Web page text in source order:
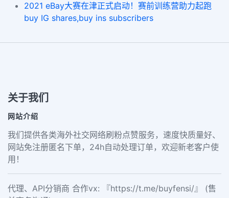
2021 eBay大赛在津正式启动！赛前训练营助力起跑
buy IG shares,buy ins subscribers
关于我们
网站介绍
我们提供各类海外社交网络刷粉点赞服务，速度快质量好、
网站免注册匿名下单，24h自动处理订单，欢迎新老客户使
用！
代理、API分销商 合作vx: 『https://t.me/buyfensi/』 (售